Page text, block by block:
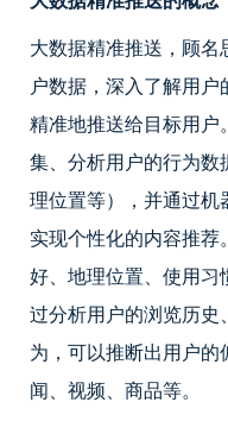
大数据精准推送，顾
户数据，深入了解用
精准地推送给目标用
集、分析用户的行为
理位置等），并通过机
实现个性化的内容推
好、地理位置、使用习
过分析用户的浏览历
为，可以推断出用户
闻、视频、商品等。